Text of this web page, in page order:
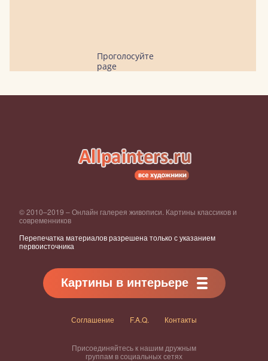
Проголосуйте
page
© 2010–2019 – Онлайн галерея живописи. Картины классиков и
современников
Перепечатка материалов разрешена только с указанием
первоисточника
Картины в интерьере
Соглашение F.A.Q. Контакты
Присоединяйтесь к нашим дружным
группам в социальных сетях